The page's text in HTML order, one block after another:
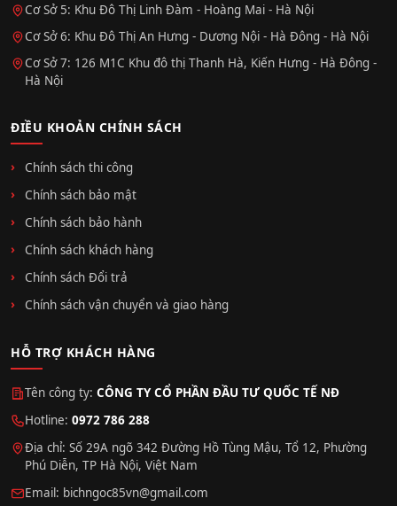
Cơ Sở 5: Khu Đô Thị Linh Đàm - Hoàng Mai - Hà Nội
Cơ Sở 6: Khu Đô Thị An Hưng - Dương Nội - Hà Đông - Hà Nội
Cơ Sở 7: 126 M1C Khu đô thị Thanh Hà, Kiến Hưng - Hà Đông -
Hà Nội
ĐIỀU KHOẢN CHÍNH SÁCH
Chính sách thi công
Chính sách bảo mật
Chính sách bảo hành
Chính sách khách hàng
Chính sách Đổi trả
Chính sách vận chuyển và giao hàng
HỖ TRỢ KHÁCH HÀNG
Tên công ty: CÔNG TY CỔ PHẦN ĐẦU TƯ QUỐC TẾ NĐ
Hotline: 0972 786 288
Địa chỉ: Số 29A ngõ 342 Đường Hồ Tùng Mậu, Tổ 12, Phường
Phú Diễn, TP Hà Nội, Việt Nam
Email: bichngoc85vn@gmail.com